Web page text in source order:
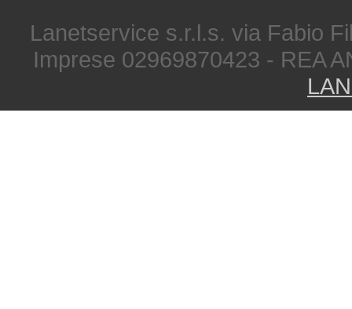
Lanetservice s.r.l.s. via Fabio
Imprese 02969870423 - REA